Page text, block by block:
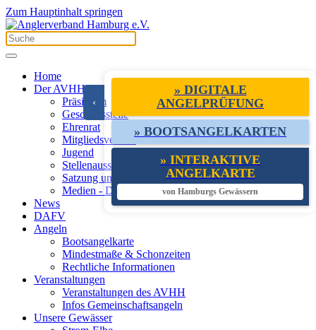
Zum Hauptinhalt springen
Home
Der AVHH
Präsidium
Geschäftsstelle
Ehrenrat
Mitgliedsvereine
Jugend
Stellenausschreibungen
Satzung und Leistungen
Medien - Downloads - Links
News
DAFV
Angeln
Bootsangelkarte
Mindestmaße & Schonzeiten
Rechtliche Informationen
Veranstaltungen
Veranstaltungen des AVHH
Infos Gemeinschaftsangeln
Unsere Gewässer
‹
» DIGITALE
ANGELPRÜFUNG
» BOOTSANGELKARTEN
» INTERAKTIVE
ANGELKARTE
von Hamburgs Gewässern